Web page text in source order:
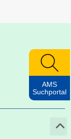
AMS
Suchportal